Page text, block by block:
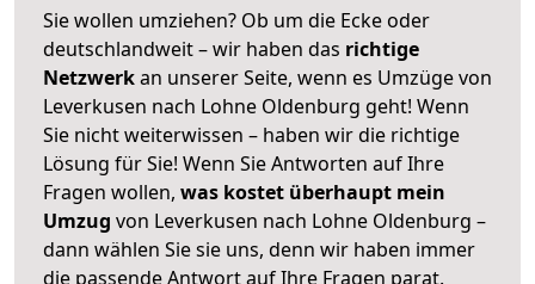
Sie wollen umziehen? Ob um die Ecke oder
deutschlandweit – wir haben das richtige
Netzwerkan unserer Seite, wenn es Umzüge von
Leverkusen nach Lohne Oldenburg geht! Wenn
Sie nicht weiterwissen – haben wir die richtige
Lösung für Sie! Wenn Sie Antworten auf Ihre
Fragen wollen, was kostet überhaupt mein
Umzug von Leverkusen nach Lohne Oldenburg –
dann wählen Sie sie uns, denn wir haben immer
die passende Antwort auf Ihre Fragen parat.